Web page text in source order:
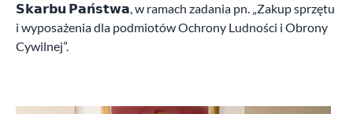
𝗦𝗸𝗮𝗿𝗯𝘂 𝗣𝗮𝗻́𝘀𝘁𝘄𝗮, w ramach zadania pn. „Zakup sprzętu
i wyposażenia dla podmiotów Ochrony Ludności i Obrony
Cywilnej”.